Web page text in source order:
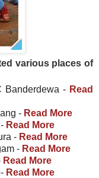
various places of
Banderdewa - Read
- Read More
Read More
- Read More
- Read More
Read More
Read More